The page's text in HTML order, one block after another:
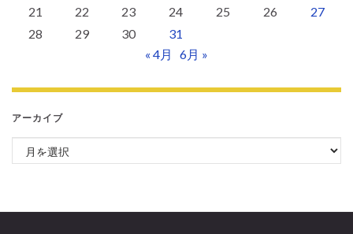
21
22 23 24 25 26
27
28
29 30
31
« 4月
6月 »
アーカイブ
アーカイブ